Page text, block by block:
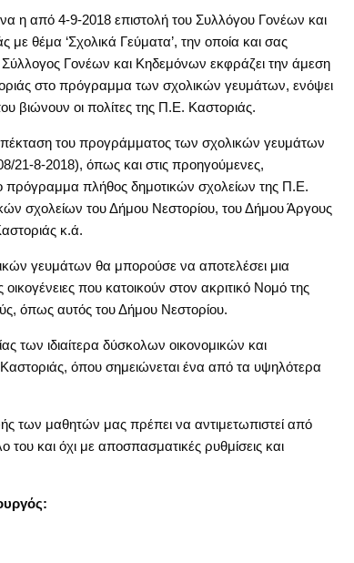
η από 4-9-2018 επιστολή του Συλλόγου Γονέων και
με θέμα ‘Σχολικά Γεύματα’, την οποία και σας
Γονέων και Κηδεμόνων εκφράζει την άμεση
στο πρόγραμμα των σχολικών γευμάτων, ενόψει
βιώνουν οι πολίτες της Π.Ε. Καστοριάς.
του προγράμματος των σχολικών γευμάτων
8-2018), όπως και στις προηγούμενες,
πρόγραμμα πλήθος δημοτικών σχολείων της Π.Ε.
σχολείων του Δήμου Νεστορίου, του Δήμου Άργους
κ.ά.
γευμάτων θα μπορούσε να αποτελέσει μια
οικογένειες που κατοικούν στον ακριτικό Νομό της
όπως αυτός του Δήμου Νεστορίου.
των ιδιαίτερα δύσκολων οικονομικών και
όπου σημειώνεται ένα από τα υψηλότερα
των μαθητών μας πρέπει να αντιμετωπιστεί από
του και όχι με αποσπασματικές ρυθμίσεις και